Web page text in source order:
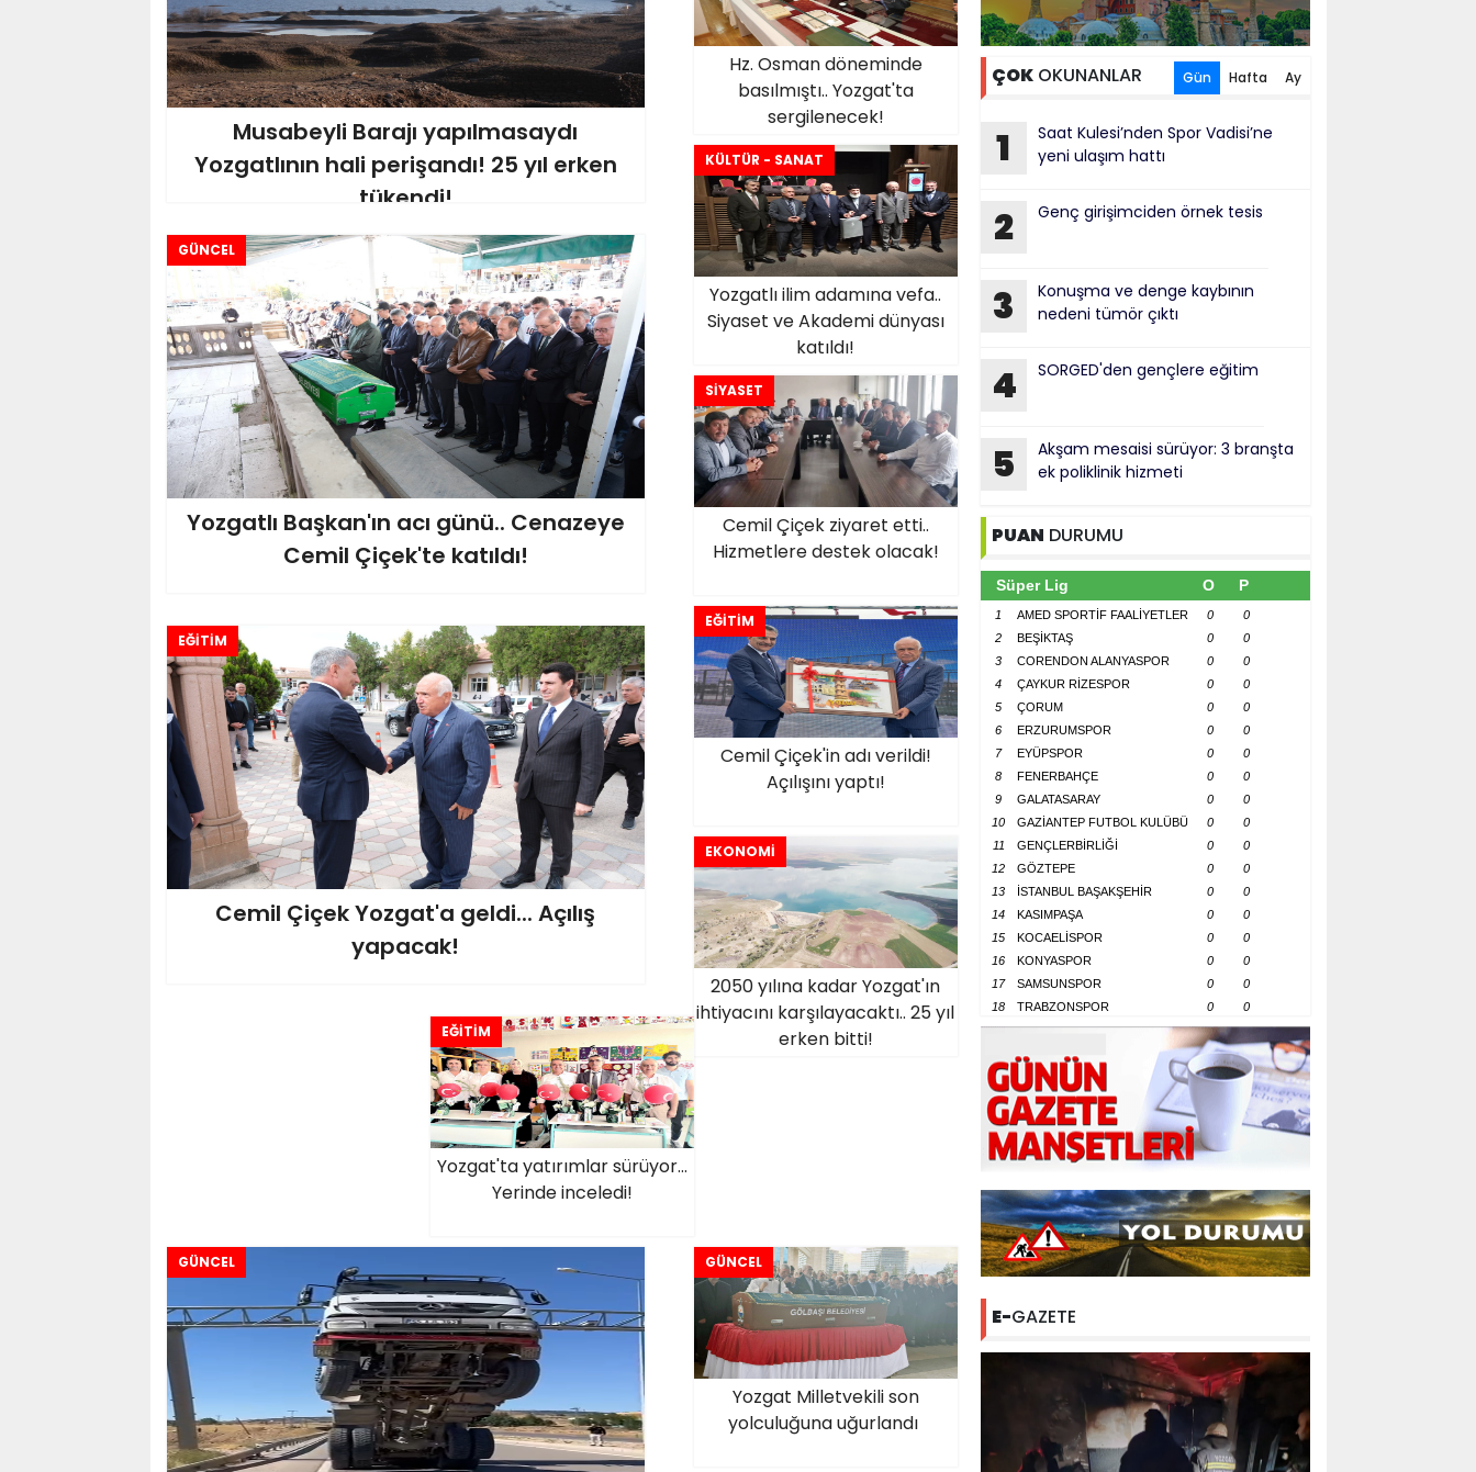
Musabeyli Barajı yapılmasaydı
Yozgatlının hali perişandı! 25 yıl erken
tükendi!
Hz. Osman döneminde
basılmıştı.. Yozgat'ta
sergilenecek!
KÜLTÜR - SANAT
Yozgatlı ilim adamına vefa..
Siyaset ve Akademi dünyası
katıldı!
GÜNCEL
Yozgatlı Başkan'ın acı günü.. Cenazeye
Cemil Çiçek'te katıldı!
SİYASET
Cemil Çiçek ziyaret etti..
Hizmetlere destek olacak!
EĞİTİM
Cemil Çiçek'in adı verildi!
Açılışını yaptı!
EĞİTİM
Cemil Çiçek Yozgat'a geldi... Açılış
yapacak!
EKONOMİ
2050 yılına kadar Yozgat'ın
ihtiyacını karşılayacaktı.. 25 yıl
erken bitti!
EĞİTİM
Yozgat'ta yatırımlar sürüyor...
Yerinde inceledi!
GÜNCEL GÜNCEL
Yozgat Milletvekili son
yolculuğuna uğurlandı
ÇOKOKUNANLAR Gün Hafta Ay
1
Saat Kulesi’nden Spor Vadisi’ne
yeni ulaşım hattı
2 Genç girişimciden örnek tesis
3
Konuşma ve denge kaybının
nedeni tümör çıktı
4 SORGED'den gençlere eğitim
5
Akşam mesaisi sürüyor: 3 branşta
ek poliklinik hizmeti
PUAN DURUMU
Süper Lig O P
1 AMED SPORTİF FAALİYETLER 0
0
2
BEŞİKTAŞ 0
0
3
CORENDON ALANYASPOR 0
0
4
ÇAYKUR RİZESPOR 0
0
5
ÇORUM 0
0
6
ERZURUMSPOR 0
0
7
EYÜPSPOR 0
0
8
FENERBAHÇE 0
0
9
GALATASARAY 0
0
10
GAZİANTEP FUTBOL KULÜBÜ 0
0
11
GENÇLERBİRLİĞİ 0
0
12
GÖZTEPE 0
0
13
İSTANBUL BAŞAKŞEHİR 0
0
14
KASIMPAŞA 0
0
15
KOCAELİSPOR 0
0
16
KONYASPOR 0
0
17
SAMSUNSPOR 0
0
18
TRABZONSPOR 0 0
E-GAZETE